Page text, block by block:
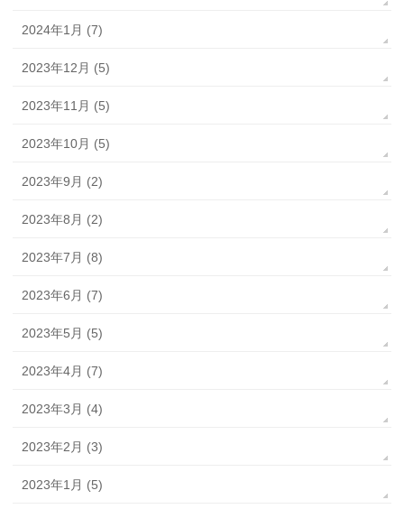
2024年1月 (7)
2023年12月 (5)
2023年11月 (5)
2023年10月 (5)
2023年9月 (2)
2023年8月 (2)
2023年7月 (8)
2023年6月 (7)
2023年5月 (5)
2023年4月 (7)
2023年3月 (4)
2023年2月 (3)
2023年1月 (5)